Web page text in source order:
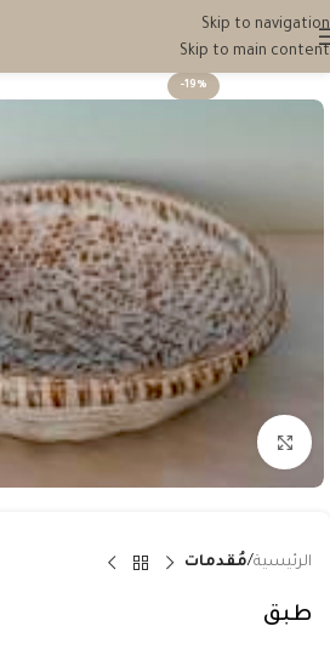
Skip to navigation
Skip to main content
-19%
انقر للتكبير
الرئيسية مُقدمات
طبق